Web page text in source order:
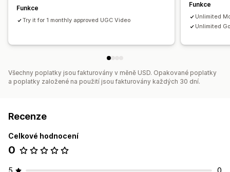
Funkce
Try it for 1 monthly approved UGC Video
Funkce
Unlimited
Unlimited
Všechny poplatky jsou fakturovány v měně USD. Opakované poplatky
a poplatky založené na použití jsou fakturovány každých 30 dní.
Recenze
Celkové hodnocení
0